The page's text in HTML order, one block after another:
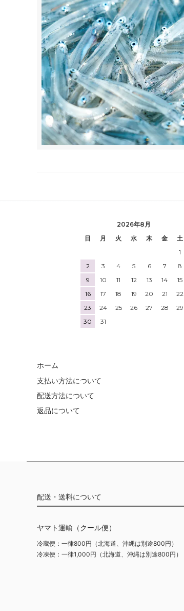
2026年8月
日
月 火 水 木 金
土
1
2
3 4 5 6 7
8
9
10 11 12 13 14
15
16
17 18 19 20 21
22
23
24 25 26 27 28
29
30
31
ホーム
支払い方法について
配送方法について
返品について
配送・送料について
ヤマト運輸（クール便）
冷蔵便：一律800円（北海道、沖縄は別途800円）
冷凍便：一律1,000円（北海道、沖縄は別途800円）